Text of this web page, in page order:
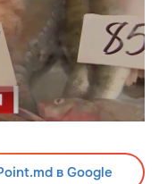
в Google